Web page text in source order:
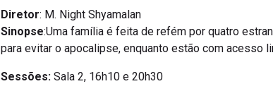
Diretor: M. Night Shyamalan
Sinopse:Uma família é feita de refém por quatro
para evitar o apocalipse, enquanto estão com acesso
Sessões: Sala 2, 16h10 e 20h30